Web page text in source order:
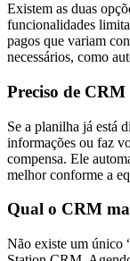
Existem as duas
funcionalidades
pagos que variam
necessários, como
Preciso de
Se a planilha já está
informações ou faz
compensa. Ele
melhor conforme a
Qual o CRM
Não existe um único